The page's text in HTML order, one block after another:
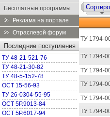
Бесплатные программы
Реклама на портале
Отраслевой форум
Последние поступления
ТУ 48-21-521-76
ТУ 48-21-30-82
ТУ 48-5-152-78
ОСТ 15-56-93
ТУ 26-0304-55-95
ОСТ 5Р.9013-84
ОСТ 5Р.6017-94
ТУ 1794-
ТУ 1794-
ТУ 1794-
ТУ 1794-
ТУ 1794-
ТУ 1794-